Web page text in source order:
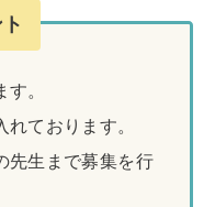
。
ております。
先生まで募集を行